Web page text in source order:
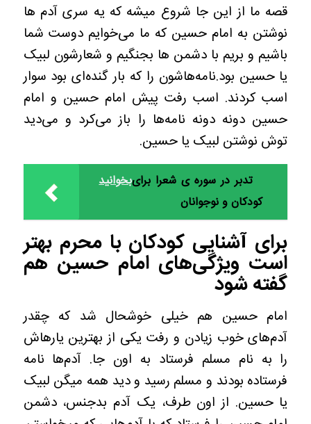
قصه ما از این جا شروع میشه که یه سری آدم ها
نوشتن به امام حسین که ما می‌خوایم دوست شما
باشیم و بریم با دشمن ها بجنگیم و شعارشون لبیک
یا حسین بود.نامه‌هاشون را که بار گنده‌ای بود سوار
اسب کردند. اسب رفت پیش امام حسین و امام
حسین دونه دونه نامه‌ها را باز می‌کرد و می‌دید
توش نوشتن لبیک یا حسین.
بخوانیدتدبر در سوره ی شعرا برای
کودکان و نوجوانان
برای آشنایی کودکان با محرم بهتر
است ویژگی‌های امام حسین هم
گفته شود
امام حسین هم خیلی خوشحال شد که چقدر
آدم‌های خوب زیادن و رفت یکی از بهترین یارهاش
را به نام مسلم فرستاد به اون جا. آدم‌ها نامه
فرستاده بودند و مسلم رسید و دید همه میگن لبیک
یا حسین. از اون طرف، یک آدم بدجنس، دشمن